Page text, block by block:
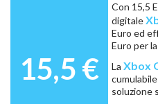
15,5 €
Con 15,5
digitale
Euro ed
Euro per
La Xbox
soluzione